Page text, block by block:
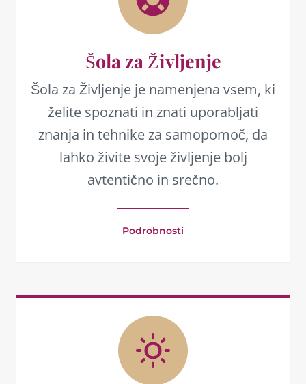
Šola za Življenje
Šola za Življenje je namenjena vsem, ki
želite spoznati in znati uporabljati
znanja in tehnike za samopomoč, da
lahko živite svoje življenje bolj
avtentično in srečno.
Podrobnosti